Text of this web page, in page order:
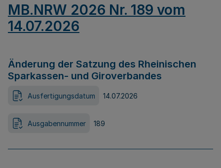
MB.NRW 2026 Nr. 189 vom
14.07.2026
Änderung der Satzung des Rheinischen
Sparkassen- und Giroverbandes
Ausfertigungsdatum 14.07.2026
Ausgabennummer 189